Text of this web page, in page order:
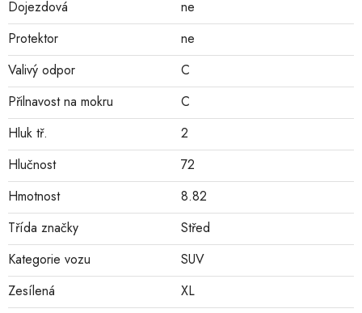
Dojezdová
ne
Protektor
ne
Valivý odpor
C
Přilnavost na mokru
C
Hluk tř.
2
Hlučnost
72
Hmotnost
8.82
Třída značky
Střed
Kategorie vozu
SUV
Zesílená
XL